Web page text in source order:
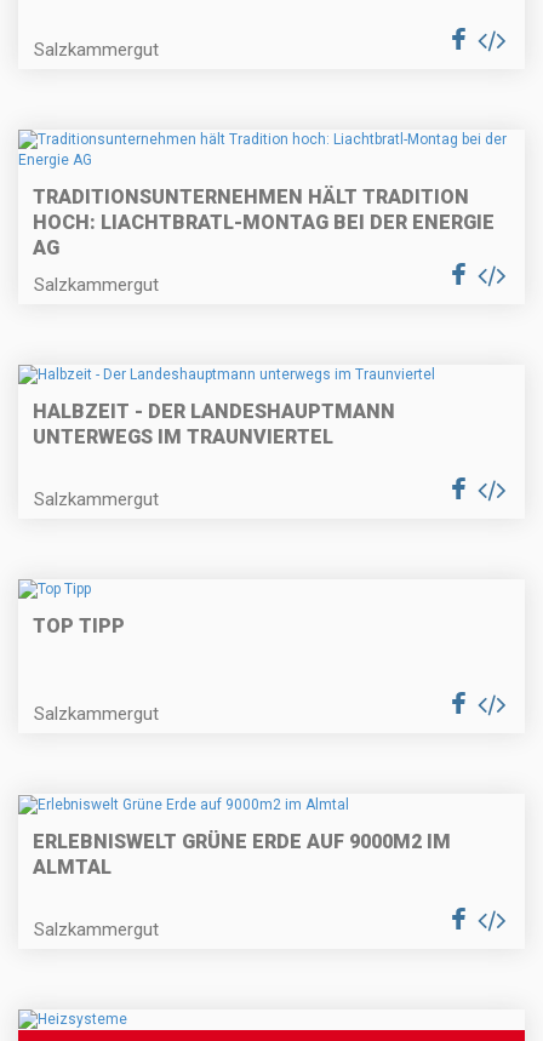
Salzkammergut
TRADITIONSUNTERNEHMEN HÄLT TRADITION
HOCH: LIACHTBRATL-MONTAG BEI DER ENERGIE
AG
Salzkammergut
HALBZEIT - DER LANDESHAUPTMANN
UNTERWEGS IM TRAUNVIERTEL
Salzkammergut
TOP TIPP
Salzkammergut
ERLEBNISWELT GRÜNE ERDE AUF 9000M2 IM
ALMTAL
Salzkammergut